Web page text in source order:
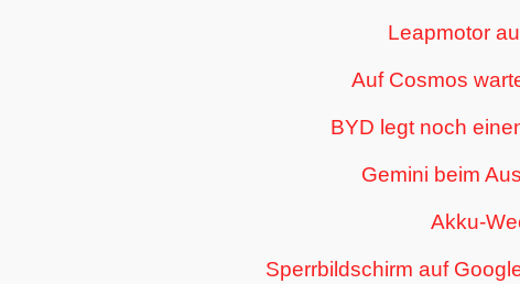
Leapmotor
Auf Cosmos
BYD legt noch
Gemini beim
Akku-
Sperrbildschirm auf